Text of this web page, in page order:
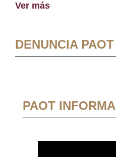
Ver más
DENUNCIA PAOT
PAOT INFORMA